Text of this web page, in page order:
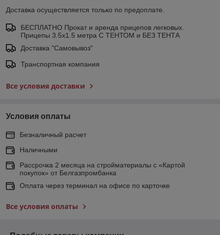
Доставка осуществляется только по предоплате.
БЕСПЛАТНО Прокат и аренда прицепов легковых.
Прицепы 3.5х1.5 метра С ТЕНТОМ и БЕЗ ТЕНТА
Доставка "Самовывоз"
Транспортная компания
Все условия доставки
Условия оплаты
Безналичный расчет
Наличными
Рассрочка 2 месяца на стройматериалы с «Картой
покупок» от Белгазпромбанка
Оплата через терминал на офисе по карточке
Все условия оплаты